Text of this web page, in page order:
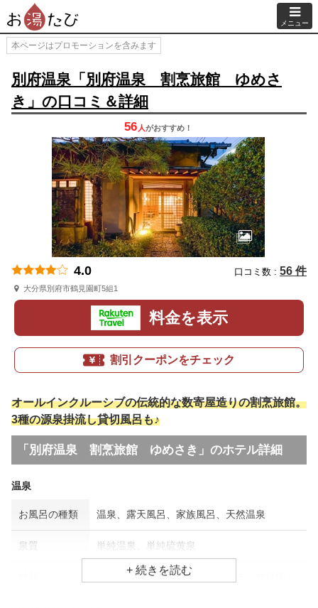
メニュー
本ページはプロモーションを含みます
別府温泉「別府温泉 割烹旅館 ゆめさ
き」の口コミ＆詳細
56 人がおすすめ！
4.0 口コミ数 : 56 件
大分県別府市鶴見園町5組1
料金を表示
割引クーポンをチェック
オールインクルーシブの伝統的な数寄屋造りの割烹旅館。
3種の源泉掛流し貸切風呂も♪
「別府温泉 割烹旅館 ゆめさき」のホテル詳細
温泉
お風呂の種類 温泉、露天風呂、家族風呂、天然温泉
泉質 単純温泉、単純硫黄泉
アトピー・湿疹、美容、リウマチ・神経病